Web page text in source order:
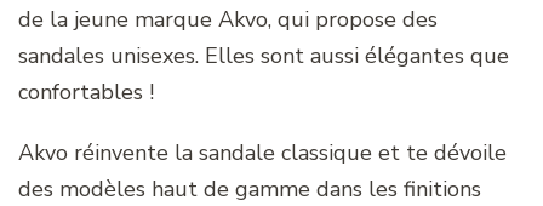
de la jeune marque Akvo, qui propose des
sandales unisexes. Elles sont aussi élégantes que
confortables !
Akvo réinvente la sandale classique et te dévoile
des modèles haut de gamme dans les finitions